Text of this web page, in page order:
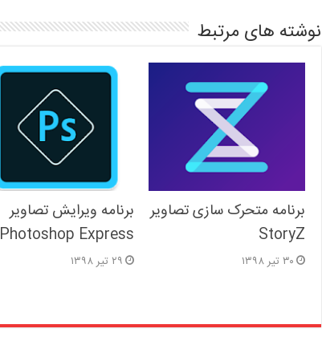
نوشته های مرتبط
برنامه متحرک سازی تصاویر
StoryZ
۳۰ تیر ۱۳۹۸
برنامه ویرایش تصاویر
Photoshop Express
۲۹ تیر ۱۳۹۸